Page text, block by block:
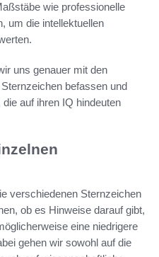
wie professionelle
um die intellektuellen
uns genauer mit den
befassen und
auf ihren IQ hindeuten
verschiedenen Sternzeichen
ob es Hinweise darauf gibt,
eine niedrigere
gehen wir sowohl auf die